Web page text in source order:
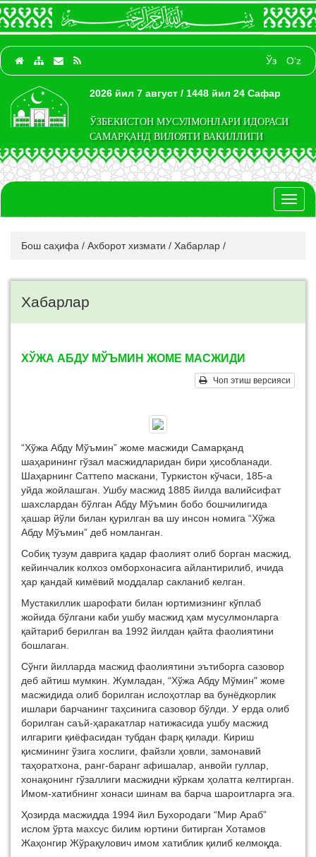
Ўз O‘z
2026 йил 7 август / 1448 йил 24 Сафар
ЎЗБЕКИСТОН МУСУЛМОНЛАРИ ИДОРАСИ
САМАРҚАНД ВИЛОЯТИ ВАКИЛЛИГИ
Бош саҳифа / Ахборот хизмати / Хабарлар /
Хабарлар
ХЎЖА АБДУ МЎЪМИН ЖОМЕ МАСЖИДИ
Чоп этиш версияси
“Хўжа Абду Мўъмин” жоме масжиди Самарқанд
шаҳарининг гўзал масжидларидан бири ҳисобланади.
Шаҳарнинг Саттепо маскани, Туркистон кўчаси, 185-а
уйда жойлашган. Ушбу масжид 1885 йилда валийсифат
шахслардан бўлган Абду Мўъмин бобо бошчилигида
ҳашар йўли билан қурилган ва шу инсон номига “Хўжа
Абду Мўъмин” деб номланган.
Собиқ тузум даврига қадар фаолият олиб борган масжид,
кейинчалик колхоз омборхонасига айлантирилиб, ичида
ҳар қандай кимёвий моддалар сакланиб келган.
Мустакиллик шарофати билан юртимизнинг кўплаб
жойида бўлгани каби ушбу масжид ҳам мусулмонларга
қайтариб берилган ва 1992 йилдан қайта фаолиятини
бошлаган.
Сўнги йилларда масжид фаолиятини эътиборга сазовор
деб айтиш мумкин. Жумладан, “Хўжа Абду Мўмин" жоме
масжидида олиб борилган ислоҳотлар ва бунёдкорлик
ишлари барчанинг таҳсинига сазовор бўлди. У ерда олиб
борилган саъй-ҳаракатлар натижасида ушбу масжид
илгариги қиёфасидан тубдан фарқ қилади. Кириш
қисмининг ўзига хослиги, файзли ҳовли, замонавий
таҳоратхона, ранг-баранг афишалар, анвойи гуллар,
хонақонинг гўзаллиги масжидни кўркам ҳолатга келтирган.
Имом-хатибнинг хонаси шинам ва барча шароитларга эга.
Ҳозирда масжидда 1994 йил Бухородаги “Мир Араб”
ислом ўрта махсус билим юртини битирган Хотамов
Жаҳонгир Жўрақулович имом хатиблик қилиб келмоқда.